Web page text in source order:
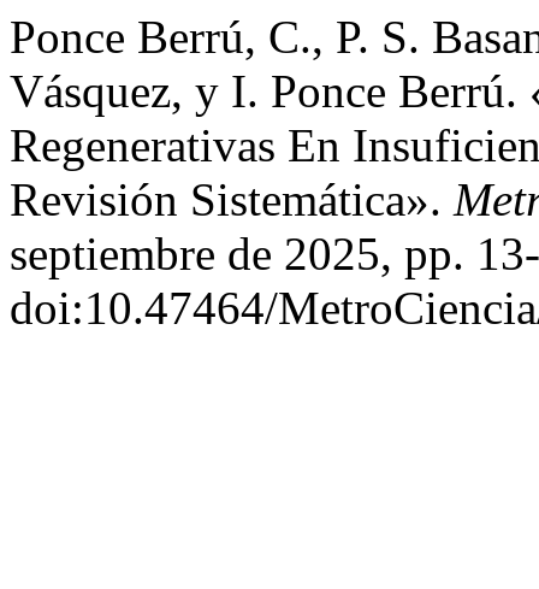
Ponce Berrú, C., P. S.
Vásquez, y I. Ponce Berrú.
Regenerativas En
Revisión Sistemática».
septiembre de 2025, pp.
doi:10.47464/